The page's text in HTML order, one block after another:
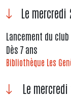
Le mercredi
Lancement du club
Dès 7 ans
Bibliothèque Les
Le mercredi